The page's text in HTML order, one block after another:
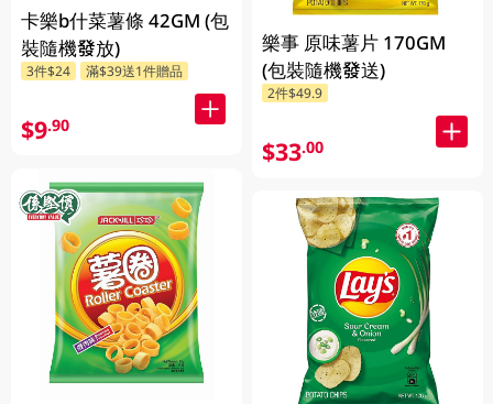
卡樂b什菜薯條 42GM (包
裝隨機發放)
3件$24 滿$39送1件贈品
$9.90
樂事 原味薯片 170GM
(包裝隨機發送)
2件$49.9
$33.00